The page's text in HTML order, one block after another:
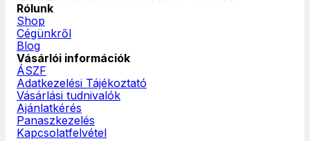
Rólunk
Shop
Cégünkről
Blog
Vásárlói információk
ÁSZF
Adatkezelési Tájékoztató
Vásárlási tudnivalók
Ajánlatkérés
Panaszkezelés
Kapcsolatfelvétel